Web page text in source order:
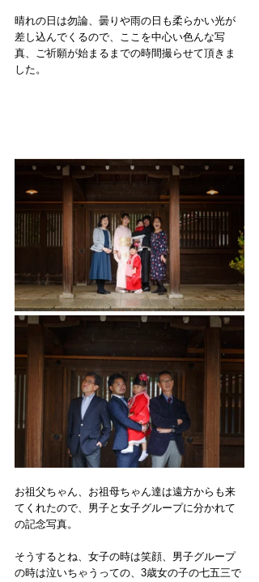
晴れの日は勿論、曇りや雨の日も柔らかい光が
差し込んでくるので、ここを中心い色んな写
真、ご祈願が始まるまでの時間撮らせて頂きま
した。
お祖父ちゃん、お祖母ちゃん達は遠方からも来
てくれたので、男子と女子グループに分かれて
の記念写真。
そうするとね、女子の時は笑顔、男子グループ
の時は泣いちゃうっての、3歳女の子の七五三で